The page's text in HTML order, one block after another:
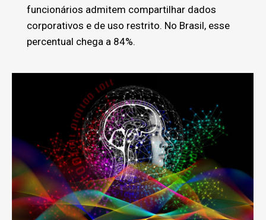
funcionários admitem compartilhar dados
corporativos e de uso restrito. No Brasil, esse
percentual chega a 84%.